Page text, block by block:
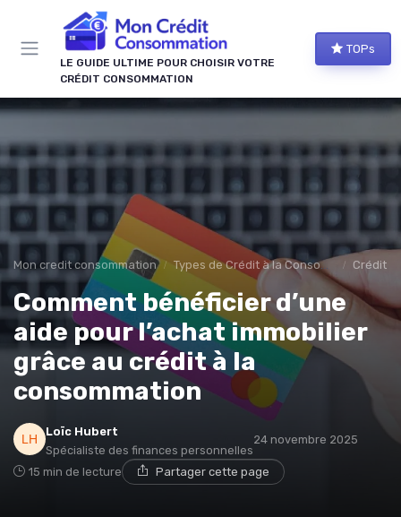
LE GUIDE ULTIME POUR CHOISIR VOTRE
CRÉDIT CONSOMMATION
TOPs
Mon credit consommation Types de Crédit à la Consommation Crédit
Comment bénéficier d’une
aide pour l’achat immobilier
grâce au crédit à la
consommation
Loïc Hubert
Spécialiste des finances personnelles
24 novembre 2025
15 min de lecture Partager cette page
Panneau de gestion des cookies